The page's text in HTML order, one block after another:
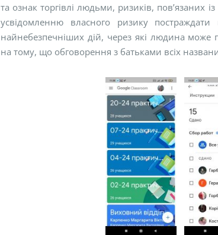
та ознак торгівлі людьми, ризиків, пов’язаних
усвідомленню власного ризику постраждати
найнебезпечніших дій, через які людина може
на тому, що обговорення з батьками всіх